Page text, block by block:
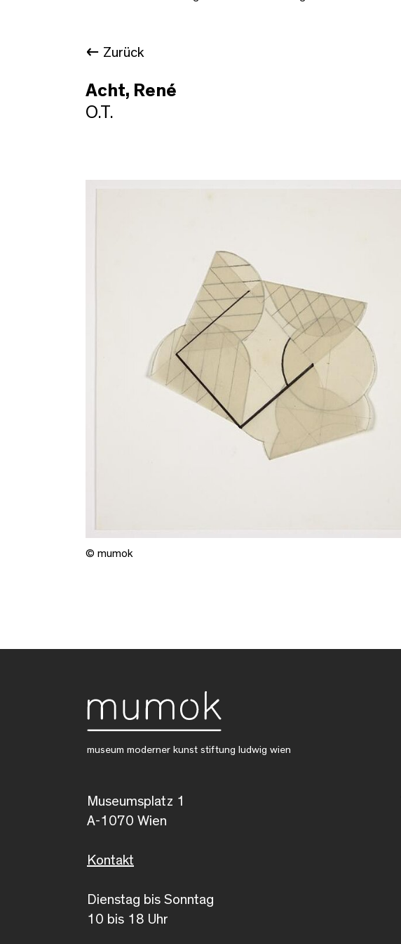
Zurück
Acht, René
O.T.
© mumok
museum moderner kunst stiftung ludwig wien
Museumsplatz 1
A-1070 Wien
Kontakt
Dienstag bis Sonntag
10 bis 18 Uhr